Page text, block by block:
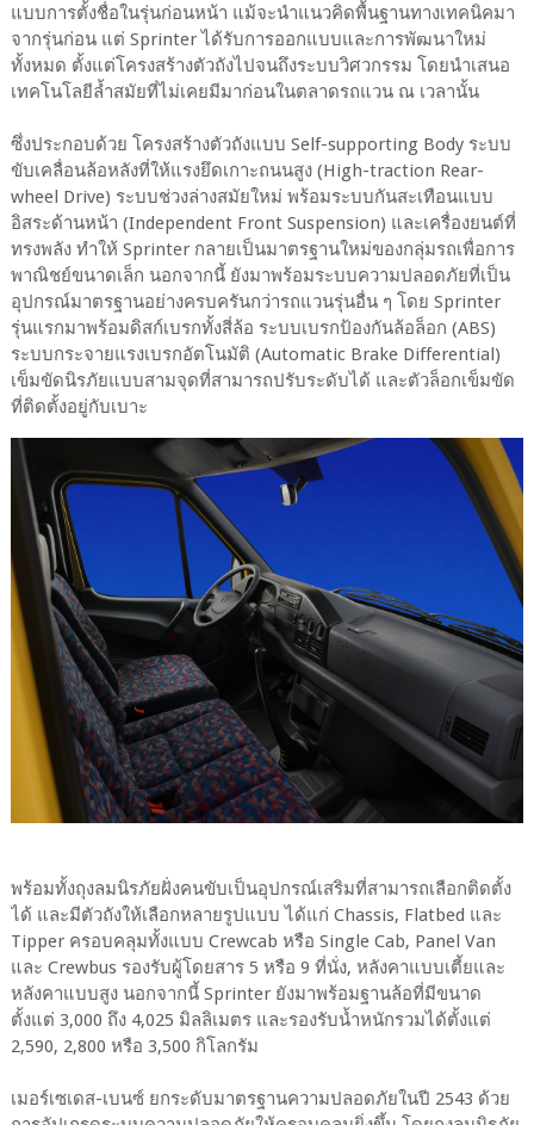
แบบการตั้งชื่อในรุ่นก่อนหน้า แม้จะนำแนวคิดพื้นฐานทางเทคนิคมา
จากรุ่นก่อน แต่ Sprinter ได้รับการออกแบบและการพัฒนาใหม่
ทั้งหมด ตั้งแต่โครงสร้างตัวถังไปจนถึงระบบวิศวกรรม โดยนำเสนอ
เทคโนโลยีล้ำสมัยที่ไม่เคยมีมาก่อนในตลาดรถแวน ณ เวลานั้น
ซึ่งประกอบด้วย โครงสร้างตัวถังแบบ Self-supporting Body ระบบ
ขับเคลื่อนล้อหลังที่ให้แรงยึดเกาะถนนสูง (High-traction Rear-
wheel Drive) ระบบช่วงล่างสมัยใหม่ พร้อมระบบกันสะเทือนแบบ
อิสระด้านหน้า (Independent Front Suspension) และเครื่องยนต์ที่
ทรงพลัง ทำให้ Sprinter กลายเป็นมาตรฐานใหม่ของกลุ่มรถเพื่อการ
พาณิชย์ขนาดเล็ก นอกจากนี้ ยังมาพร้อมระบบความปลอดภัยที่เป็น
อุปกรณ์มาตรฐานอย่างครบครันกว่ารถแวนรุ่นอื่น ๆ โดย Sprinter
รุ่นแรกมาพร้อมดิสก์เบรกทั้งสี่ล้อ ระบบเบรกป้องกันล้อล็อก (ABS)
ระบบกระจายแรงเบรกอัตโนมัติ (Automatic Brake Differential)
เข็มขัดนิรภัยแบบสามจุดที่สามารถปรับระดับได้ และตัวล็อกเข็มขัด
ที่ติดตั้งอยู่กับเบาะ
พร้อมทั้งถุงลมนิรภัยฝั่งคนขับเป็นอุปกรณ์เสริมที่สามารถเลือกติดตั้ง
ได้ และมีตัวถังให้เลือกหลายรูปแบบ ได้แก่ Chassis, Flatbed และ
Tipper ครอบคลุมทั้งแบบ Crewcab หรือ Single Cab, Panel Van
และ Crewbus รองรับผู้โดยสาร 5 หรือ 9 ที่นั่ง, หลังคาแบบเตี้ยและ
หลังคาแบบสูง นอกจากนี้ Sprinter ยังมาพร้อมฐานล้อที่มีขนาด
ตั้งแต่ 3,000 ถึง 4,025 มิลลิเมตร และรองรับน้ำหนักรวมได้ตั้งแต่
2,590, 2,800 หรือ 3,500 กิโลกรัม
เมอร์เซเดส-เบนซ์ ยกระดับมาตรฐานความปลอดภัยในปี 2543 ด้วย